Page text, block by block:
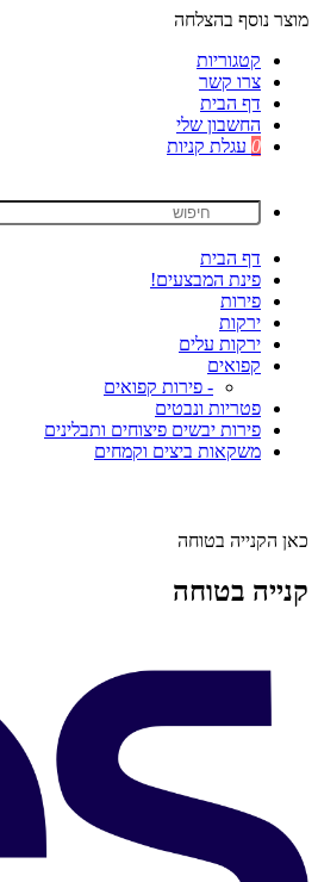
מוצר נוסף בהצלחה
קטגוריות
צרו קשר
דף הבית
החשבון שלי
0 עגלת קניות
דף הבית
פינת המבצעים!
פירות
ירקות
ירקות עלים
קפואים
- פירות קפואים
פטריות ונבטים
פירות יבשים פיצוחים ותבלינים
משקאות ביצים וקמחים
כאן הקנייה בטוחה
קנייה בטוחה